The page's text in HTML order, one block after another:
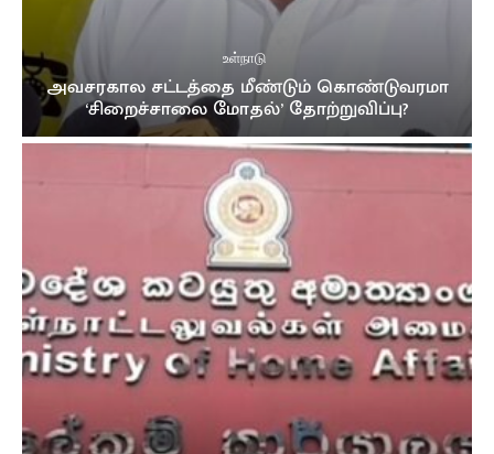
உள்நாடு
அவசரகால சட்டத்தை மீண்டும் கொண்டுவரமா
‘சிறைச்சாலை மோதல்’ தோற்றுவிப்பு?